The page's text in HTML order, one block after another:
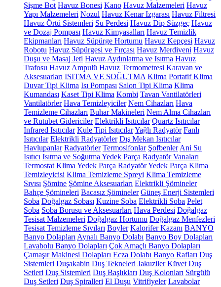
Şişme Bot Havuz Bonesi Kano Havuz Malzemeleri Havuz
Yapı Malzemeleri Nozul Havuz Kenar Izgarası Havuz Filtresi
Havuz Örtü Sistemleri Su Perdesi Havuz Dip Süzgeç Havuz
ve Dozaj Pompası Havuz Kimyasalları Havuz Temizlik
Ekipmanları Havuz Süpürge Hortumu Havuz Kepçesi Havuz
Robotu Havuz Süpürgesi ve Fırçası Havuz Merdiveni Havuz
Duşu ve Masaj Jeti Havuz Aydınlatma ve Isıtma Havuz
Trafosu Havuz Ampulü Havuz Termometresi Karavan ve
Aksesuarları ISITMA VE SOĞUTMA Klima Portatif Klima
Duvar Tipi Klima Isı Pompası Salon Tipi Klima Klima
Kumandası Kaset Tipi Klima Kombi Tavan Vantilatörleri
Vantilatörler Hava Temizleyiciler Nem Cihazları Hava
Temizleme Cihazları Buhar Makineleri Nem Alma Cihazları
ve Rutubet Gidericiler Elektrikli Isıtıcılar Quartz Isıtıcılar
Infrared Isıtıcılar Kule Tipi IsıtıcılarYağlı Radyatör Fanlı
Isıtıcılar Elektrikli Radyatörler Dış Mekan Isıtıcılar
Havlupanlar Radyatörler Termosifonlar Şofbenler Ani Su
Isıtıcı Isıtma ve Soğutma Yedek Parça Radyatör Vanaları
Termostat Klima Yedek Parça Radyatör Yedek Parça Klima
Temizleyicisi Klima Temizleme Spreyi Klima Temizleme
Sıvısı Şömine Şömine Aksesuarları Elektrikli Şömineler
Bahçe Şömineleri Bacasız Şömineler Güneş Enerji Sistemleri
Soba Doğalgaz Sobası Kuzine Soba Elektrikli Soba Pelet
Soba Soba Borusu ve Aksesuarları Hava Perdesi Doğalgaz
Tesisat Malzemeleri Doğalgaz Hortumu Doğalgaz Menfezleri
Tesisat Temizleme Sıvıları Boyler Kalorifer Kazanı BANYO
Banyo Dolapları Aynalı Banyo Dolabı Banyo Boy Dolapları
Lavabolu Banyo Dolapları Çok Amaçlı Banyo Dolapları
Çamaşır Makinesi Dolapları Ecza Dolabı Banyo Rafları Duş
Sistemleri Duşakabin Duş Tekneleri Jakuziler Küvet Duş
Setleri Duş Sistemleri Duş Başlıkları Duş Kolonları Sürgülü
Duş Setleri Duş Spiralleri El Duşu Vitrifiyeler Lavabolar